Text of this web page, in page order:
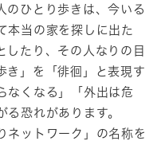
のひとり歩きは、今いる
本当の家を探しに出た
したり、その人なりの目
き」を「徘徊」と表現す
なくなる」「外出は危
る恐れがあります。
ットワーク」の名称を